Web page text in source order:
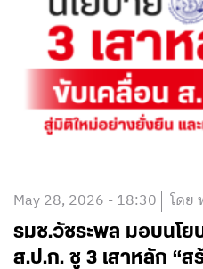
May 28, 2026 - 18:30 โดย
รมช.วัชระพล มอบนโย
ส.ป.ก. ชู 3 เสาหลัก “